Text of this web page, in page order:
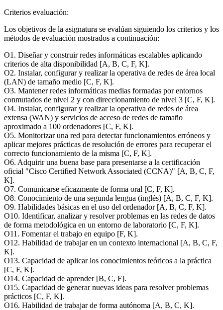
Criterios evaluación:
Los objetivos de la asignatura se evalúan siguiendo los criterios y los
métodos de evaluación mostrados a continuación:
O1. Diseñar y construir redes informáticas escalables aplicando
criterios de alta disponibilidad [A, B, C, F, K].
O2. Instalar, configurar y realizar la operativa de redes de área local
(LAN) de tamaño medio [C, F, K].
O3. Mantener redes informáticas medias formadas por entornos
conmutados de nivel 2 y con direccionamiento de nivel 3 [C, F, K].
O4. Instalar, configurar y realizar la operativa de redes de área
extensa (WAN) y servicios de acceso de redes de tamaño
aproximado a 100 ordenadores [C, F, K].
O5. Monitorizar una red para detectar funcionamientos erróneos y
aplicar mejores prácticas de resolución de errores para recuperar el
correcto funcionamiento de la misma [C, F, K].
O6. Adquirir una buena base para presentarse a la certificación
oficial "Cisco Certified Network Associated (CCNA)" [A, B, C, F,
K].
O7. Comunicarse eficazmente de forma oral [C, F, K].
O8. Conocimiento de una segunda lengua (inglés) [A, B, C, F, K].
O9. Habilidades básicas en el uso del ordenador [A, B, C, F, K].
O10. Identificar, analizar y resolver problemas en las redes de datos
de forma metodológica en un entorno de laboratorio [C, F, K].
O11. Fomentar el trabajo en equipo [F, K].
O12. Habilidad de trabajar en un contexto internacional [A, B, C, F,
K].
O13. Capacidad de aplicar los conocimientos teóricos a la práctica
[C, F, K].
O14. Capacidad de aprender [B, C, F].
O15. Capacidad de generar nuevas ideas para resolver problemas
prácticos [C, F, K].
O16. Habilidad de trabajar de forma autónoma [A, B, C, K].